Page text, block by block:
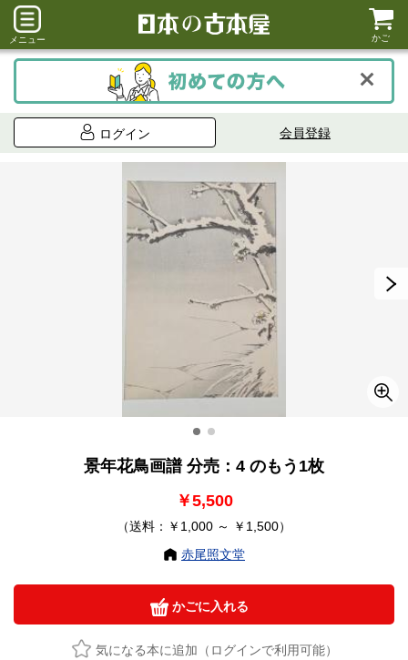
メニュー かご
ログイン 会員登録
景年花鳥画譜 分売：4 のもう1枚
￥5,500
（送料：￥1,000 ～ ￥1,500）
赤尾照文堂
かごに入れる
気になる本に追加（ログインで利用可能）